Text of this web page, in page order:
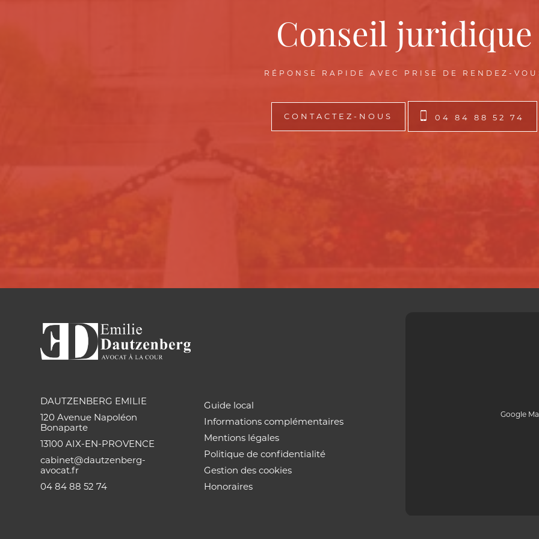
Conseil juridique
RÉPONSE RAPIDE AVEC PRISE DE RENDEZ-
CONTACTEZ-NOUS 04 84 88 52 74
DAUTZENBERG EMILIE
120 Avenue Napoléon
Bonaparte
13100 AIX-EN-PROVENCE
cabinet@dautzenberg-
avocat.fr
04 84 88 52 74
Guide local
Informations complémentaires
Mentions légales
Politique de confidentialité
Gestion des cookies
Honoraires
Google